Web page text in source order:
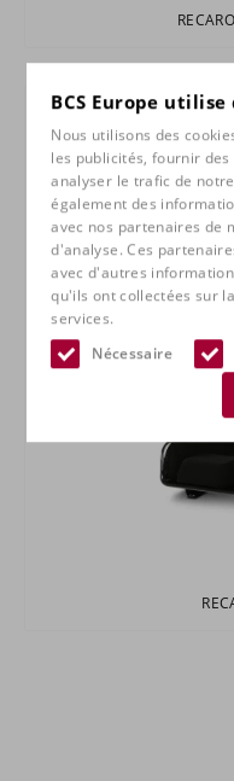
BCS Europe utilise
Nous utilisons des
les publicités, fournir
analyser le trafic de
également des
avec nos partenaires de
d'analyse. Ces
avec d'autres
qu'ils ont collectées sur
services.
Nécessaire